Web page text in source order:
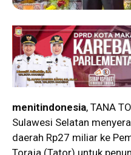
menitindonesia, TANA
Sulawesi Selatan
daerah Rp27 miliar ke
Toraja (Tator) untuk